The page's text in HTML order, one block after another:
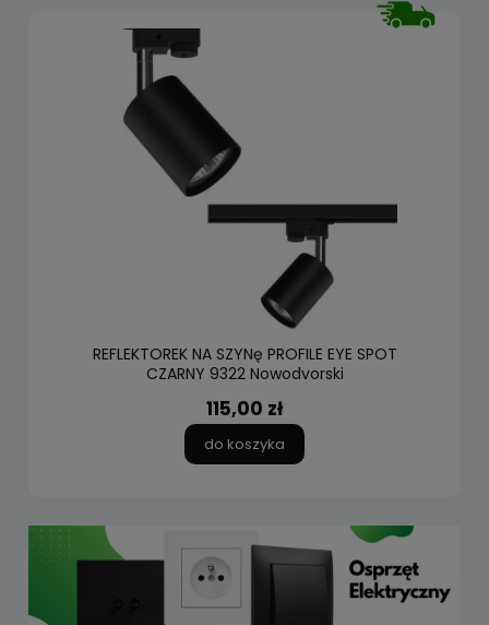
REFLEKTOREK NA SZYNę PROFILE EYE SPOT
CZARNY 9322 Nowodvorski
115,00 zł
do koszyka